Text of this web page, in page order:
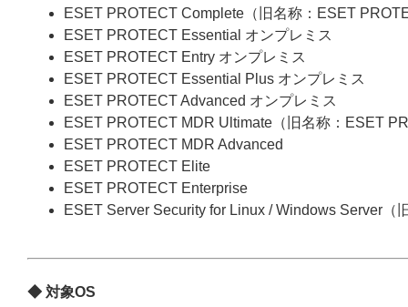
ESET PROTECT Complete（旧名称：ESET
ESET PROTECT Essential オンプレミス
ESET PROTECT Entry オンプレミス
ESET PROTECT Essential Plus オンプレミス
ESET PROTECT Advanced オンプレミス
ESET PROTECT MDR Ultimate（旧名称：ESET
ESET PROTECT MDR Advanced
ESET PROTECT Elite
ESET PROTECT Enterprise
ESET Server Security for Linux / Windows Server
◆ 対象OS